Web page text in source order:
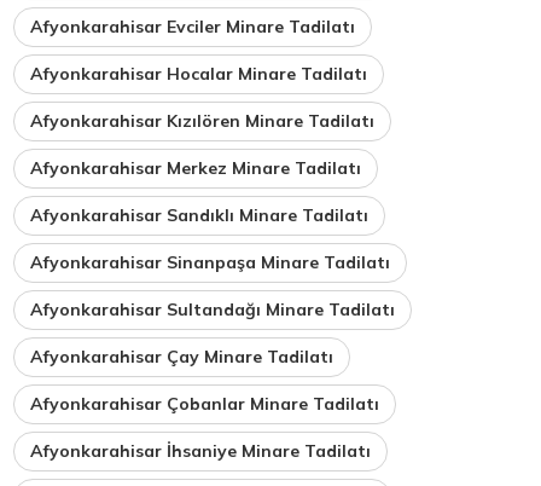
Afyonkarahisar Evciler Minare Tadilatı
Afyonkarahisar Hocalar Minare Tadilatı
Afyonkarahisar Kızılören Minare Tadilatı
Afyonkarahisar Merkez Minare Tadilatı
Afyonkarahisar Sandıklı Minare Tadilatı
Afyonkarahisar Sinanpaşa Minare Tadilatı
Afyonkarahisar Sultandağı Minare Tadilatı
Afyonkarahisar Çay Minare Tadilatı
Afyonkarahisar Çobanlar Minare Tadilatı
Afyonkarahisar İhsaniye Minare Tadilatı